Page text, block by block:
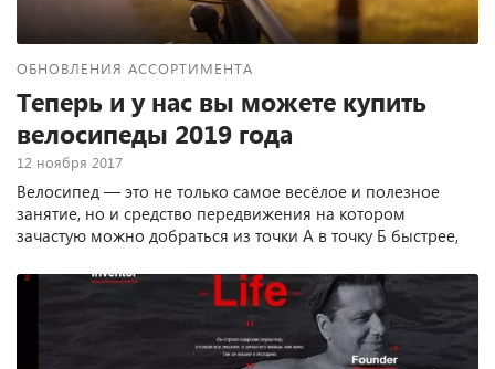
ОБНОВЛЕНИЯ АССОРТИМЕНТА
Теперь и у нас вы можете купить
велосипеды 2019 года
12 ноября 2017
Велосипед — это не только самое весёлое и полезное
занятие, но и средство передвижения на котором
зачастую можно добраться из точки А в точку Б быстрее,
станьте наконец счастливы!